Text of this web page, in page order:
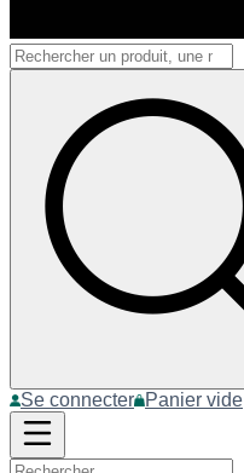
Se connecter Panier vide